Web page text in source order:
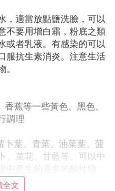
，適當放點鹽洗臉，可以
不要用增白霜，粉底之類
或者乳液。有感染的可以
服抗生素消炎。注意生活
蕉等一些黃色、黑色、
調理
卜葉、青菜、油菜葉、菠
、菜花、甘藍等。可以中
中產生的過多的酸性物
而清除血中有毒物。
全文